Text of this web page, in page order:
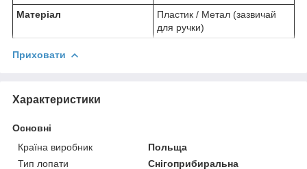
Матеріал
Пластик / Метал (зазвичай
для ручки)
Приховати
Характеристики
Основні
Країна виробник
Польща
Тип лопати
Снігоприбиральна